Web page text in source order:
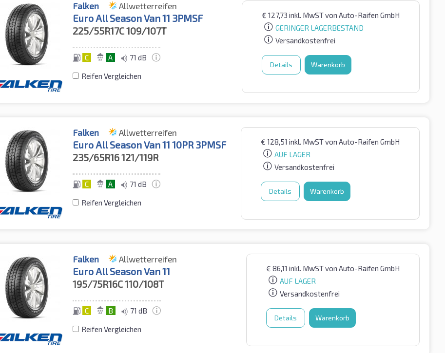
Falken Allwetterreifen
Euro All Season Van 11 3PMSF
225/55R17C109/107T
C A 71 dB
Reifen Vergleichen
€ 127,73 inkl. MwSTvon Auto-Raifen GmbH
GERINGER LAGERBESTAND
Versandkostenfrei
Details Warenkorb
Falken Allwetterreifen
Euro All Season Van 11 10PR 3PMSF
235/65R16121/119R
C A 71 dB
Reifen Vergleichen
€ 128,51 inkl. MwSTvon Auto-Raifen GmbH
AUF LAGER
Versandkostenfrei
Details Warenkorb
Falken Allwetterreifen
Euro All Season Van 11
195/75R16C110/108T
C B 71 dB
Reifen Vergleichen
€ 86,11 inkl. MwSTvon Auto-Raifen GmbH
AUF LAGER
Versandkostenfrei
Details Warenkorb